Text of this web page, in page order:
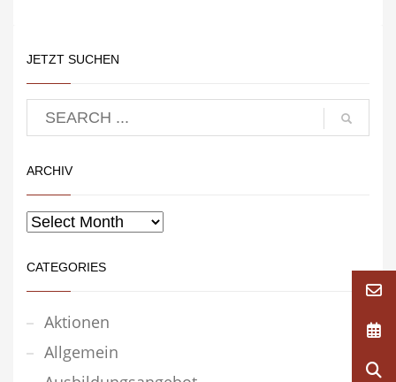
JETZT SUCHEN
ARCHIV
CATEGORIES
Aktionen
Allgemein